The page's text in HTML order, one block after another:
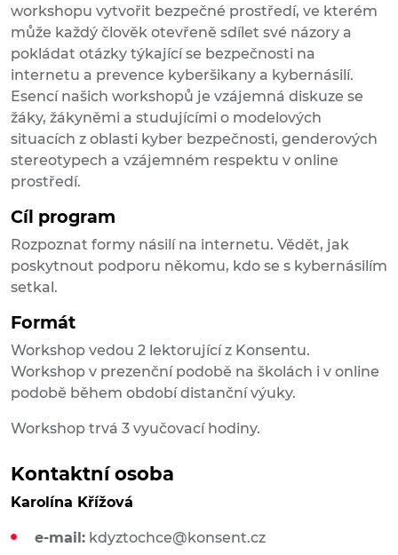
workshopu vytvořit bezpečné prostředí, ve kterém
může každý člověk otevřeně sdílet své názory a
pokládat otázky týkající se bezpečnosti na
internetu a prevence kyberšikany a kybernásilí.
Esencí našich workshopů je vzájemná diskuze se
žáky, žákyněmi a studujícími o modelových
situacích z oblasti kyber bezpečnosti, genderových
stereotypech a vzájemném respektu v online
prostředí.
Cíl program
Rozpoznat formy násilí na internetu. Vědět, jak
poskytnout podporu někomu, kdo se s kybernásilím
setkal.
Formát
Workshop vedou 2 lektorující z Konsentu.
Workshop v prezenční podobě na školách i v online
podobě během období distanční výuky.
Workshop trvá 3 vyučovací hodiny.
Kontaktní osoba
Karolína Křížová
e-mail: kdyztochce@konsent.cz